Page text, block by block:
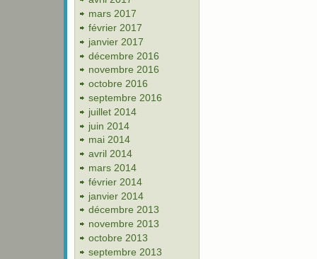
mars 2017
février 2017
janvier 2017
décembre 2016
novembre 2016
octobre 2016
septembre 2016
juillet 2014
juin 2014
mai 2014
avril 2014
mars 2014
février 2014
janvier 2014
décembre 2013
novembre 2013
octobre 2013
septembre 2013